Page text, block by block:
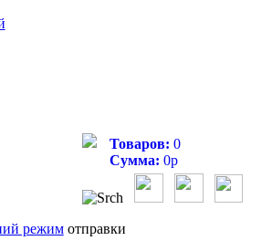
Товаров: 0
Сумма: 0р
режимотправки